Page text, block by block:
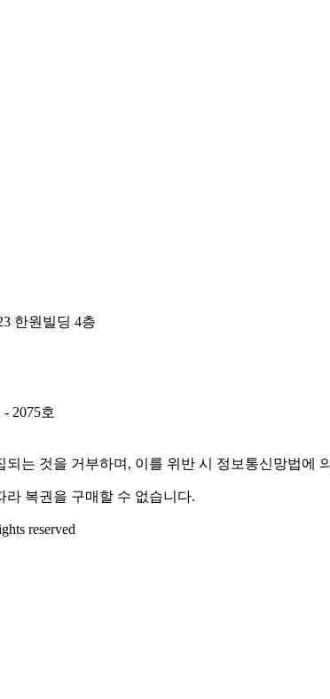
한원빌딩 4층
2075호
되는 것을 거부하며, 이를 위반 시 정보통신망법에
라 복권을 구매할 수 없습니다.
reserved